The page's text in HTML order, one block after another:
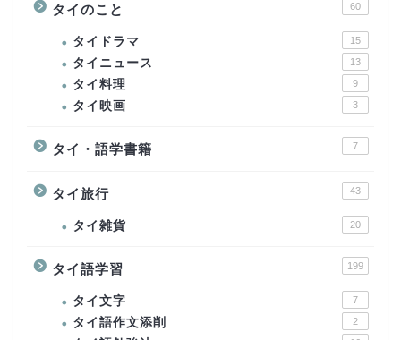
タイのこと 60
タイドラマ 15
タイニュース 13
タイ料理 9
タイ映画 3
タイ・語学書籍 7
タイ旅行 43
タイ雑貨 20
タイ語学習 199
タイ文字 7
タイ語作文添削 2